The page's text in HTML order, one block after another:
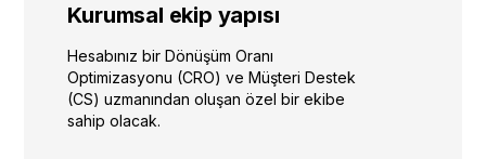
Kurumsal ekip yapısı
Hesabınız bir Dönüşüm Oranı
Optimizasyonu (CRO) ve Müşteri Destek
(CS) uzmanından oluşan özel bir ekibe
sahip olacak.